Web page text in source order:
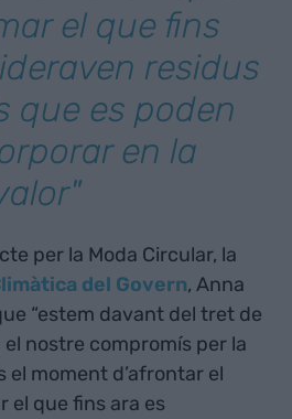
el que fins
residus
que es poden
en la
per la Moda Circular, la
del Govern, Anna
“estem davant del tret de
nostre compromís per la
el moment d’afrontar el
el que fins ara es